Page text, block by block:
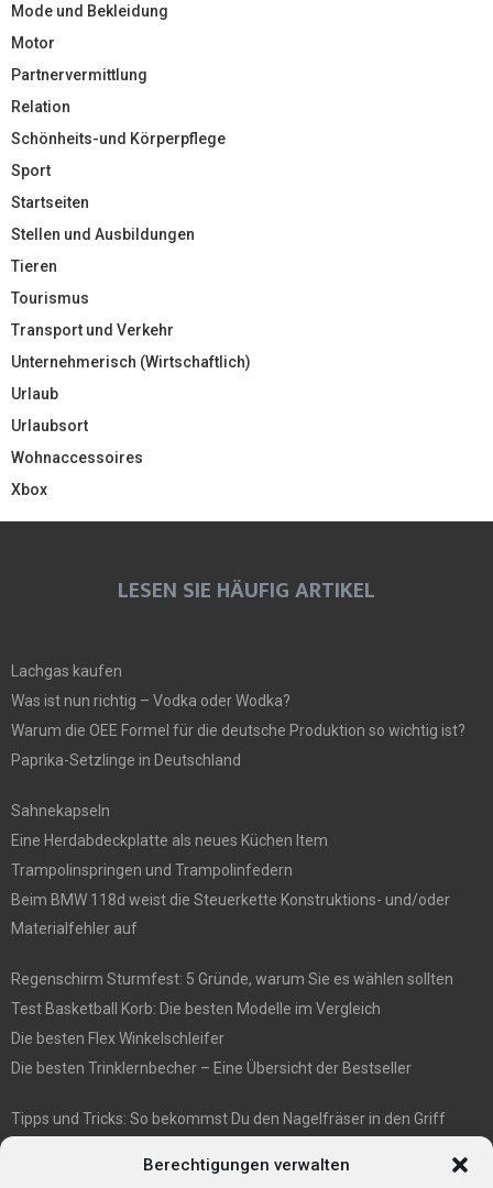
Berechtigungen verwalten
Mode und Bekleidung
Motor
Partnervermittlung
Relation
Schönheits-und Körperpflege
Sport
Startseiten
Stellen und Ausbildungen
Tieren
Tourismus
Transport und Verkehr
Unternehmerisch (Wirtschaftlich)
Urlaub
Urlaubsort
Wohnaccessoires
Xbox
LESEN SIE HÄUFIG ARTIKEL
Lachgas kaufen
Was ist nun richtig – Vodka oder Wodka?
Warum die OEE Formel für die deutsche Produktion so wichtig ist?
Paprika-Setzlinge in Deutschland
Sahnekapseln
Eine Herdabdeckplatte als neues Küchen Item
Trampolinspringen und Trampolinfedern
Beim BMW 118d weist die Steuerkette Konstruktions- und/oder
Materialfehler auf
Regenschirm Sturmfest: 5 Gründe, warum Sie es wählen sollten
Test Basketball Korb: Die besten Modelle im Vergleich
Die besten Flex Winkelschleifer
Die besten Trinklernbecher – Eine Übersicht der Bestseller
Tipps und Tricks: So bekommst Du den Nagelfräser in den Griff
Veganismus und Vegetarismus: Was ist der Unterschied?